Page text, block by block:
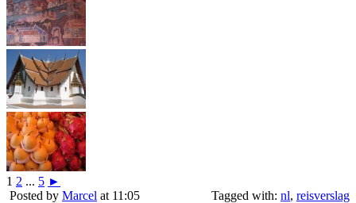
1 2 ... 5 ►
Posted by Marcel at 11:05 Tagged with: nl, reisverslag